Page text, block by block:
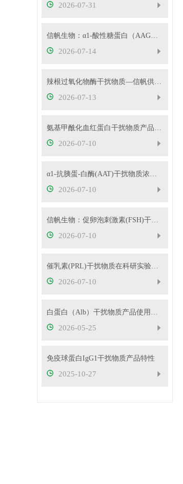
2026-07-31
信帆生物：α1-酸性糖蛋白（AAG）干扰物质使用说明
2026-07-14
辣根过氧化物酶干扰物质—信帆供应多种浓度
2026-07-13
氨基甲酰化血红蛋白干扰物质产品使用方法
2026-07-10
α1-抗胰蛋-白酶(AAT)干扰物质浓度可根据客户要求定制
2026-07-10
信帆生物：促卵泡刺激素(FSH)干扰物质使用方法
2026-07-10
催乳素(PRL)干扰物质在科研实验中的应用——南京信帆技术有限公司产品概述
2026-07-10
白蛋白（Alb）干扰物质产品使用方法
2026-05-25
免疫球蛋白IgG1干扰物质产品特性
2025-10-27